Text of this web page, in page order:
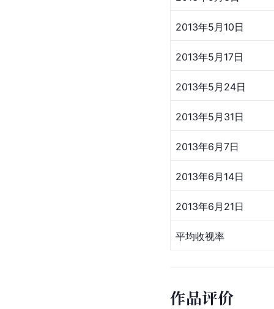
2013年5月10日
2013年5月17日
2013年5月24日
2013年5月31日
2013年6月7日
2013年6月14日
2013年6月21日
平均收视率
作品评价